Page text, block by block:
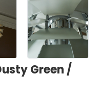
Green /